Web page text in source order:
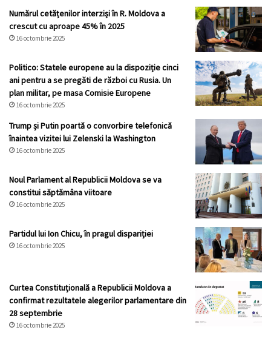
Numărul cetățenilor interziși în R. Moldova a
crescut cu aproape 45% în 2025
16 octombrie 2025
Politico: Statele europene au la dispoziție cinci
ani pentru a se pregăti de război cu Rusia. Un
plan militar, pe masa Comisie Europene
16 octombrie 2025
Trump și Putin poartă o convorbire telefonică
înaintea vizitei lui Zelenski la Washington
16 octombrie 2025
Noul Parlament al Republicii Moldova se va
constitui săptămâna viitoare
16 octombrie 2025
Partidul lui Ion Chicu, în pragul dispariției
16 octombrie 2025
Curtea Constituţională a Republicii Moldova a
confirmat rezultatele alegerilor parlamentare din
28 septembrie
16 octombrie 2025